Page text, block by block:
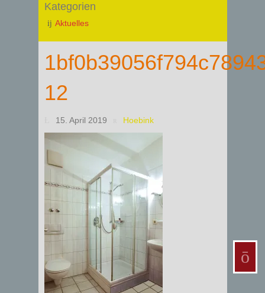
Kategorien
Aktuelles
12
15. April 2019 Hoebink